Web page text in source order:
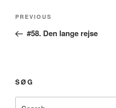
Post
Previous
Post
PREVIOUS
#58. Den lange rejse
SØG